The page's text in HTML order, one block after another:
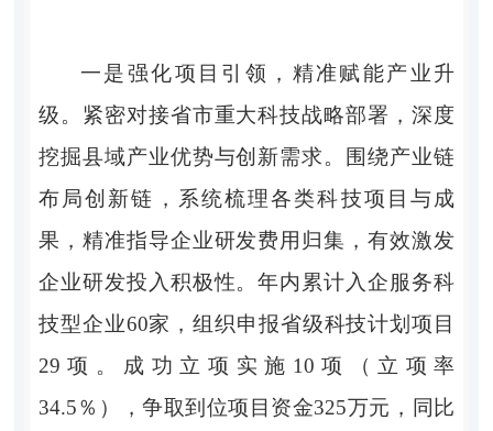
一是强化项目引领，精准赋能产业升
级。紧密对接省市重大科技战略部署，深度
挖掘县域产业优势与创新需求。围绕产业链
布局创新链，系统梳理各类科技项目与成
果，精准指导企业研发费用归集，有效激发
企业研发投入积极性。年内累计入企服务科
技型企业60家，组织申报省级科技计划项目
29项。成功立项实施10项（立项率
34.5％），争取到位项目资金325万元，同比